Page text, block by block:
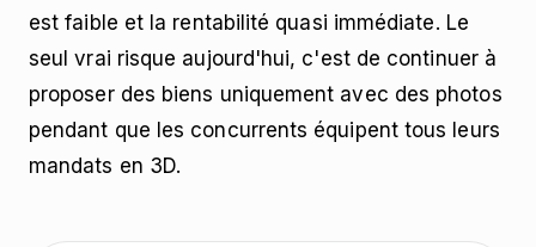
est faible et la rentabilité quasi immédiate. Le
seul vrai risque aujourd'hui, c'est de continuer à
proposer des biens uniquement avec des photos
pendant que les concurrents équipent tous leurs
mandats en 3D.